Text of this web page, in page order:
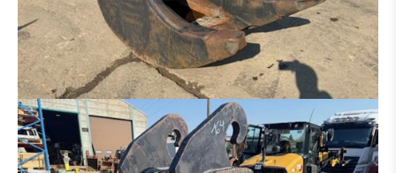
SCHALENGREIFER
RECHEN
HYDRAULIKHAMMER